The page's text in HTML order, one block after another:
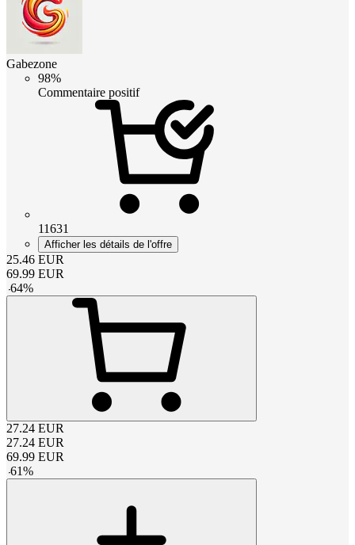
Gabezone
98%
Commentaire positif
11631
Afficher les détails de l'offre
25.46 EUR
69.99 EUR
-64%
27.24 EUR
27.24 EUR
69.99 EUR
-61%